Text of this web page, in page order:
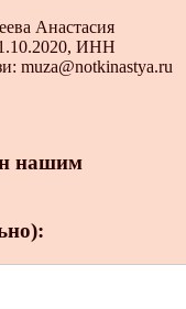
Анастасия
ИНН
muza@notkinastya.ru
нашим